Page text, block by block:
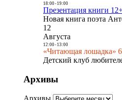
18:00- 19:00
Презентация книги
Новая книга поэта
12
Августа
12:00- 13:00
«Читающая лошадка»
Детский клуб
Архивы
Архивы